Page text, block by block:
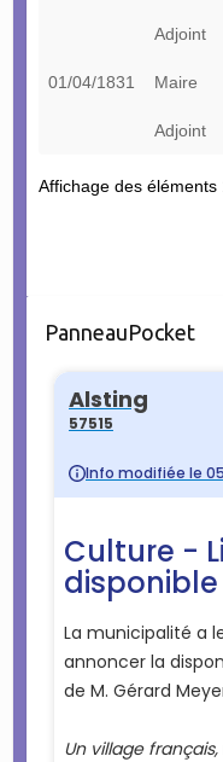
Adjoint
01/04/1831 Maire
Adjoint
Affichage des
PanneauPocket